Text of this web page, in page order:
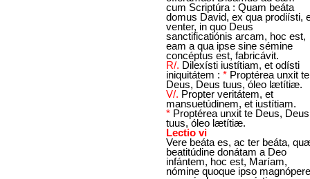
cum Scriptúra : Quam beáta
domus David, ex qua prodiísti,
venter, in quo Deus
sanctificatiónis arcam, hoc est,
eam a qua ipse sine sémine
concéptus est, fabricávit.
R/. Dilexísti iustítiam, et odísti
iniquitátem : * Proptérea unxit te
Deus, Deus tuus, óleo lætítiæ.
V/. Propter veritátem, et
mansuetúdinem, et iustítiam.
* Proptérea unxit te Deus, Deus
tuus, óleo lætítiæ.
Lectio vi
Vere beáta es, ac ter beáta,
beatitúdine donátam a Deo
infántem, hoc est, Maríam,
nómine quoque ipso magnópere